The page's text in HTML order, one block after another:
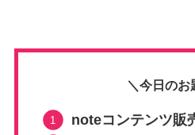
＼今日のお
noteコンテンツ販